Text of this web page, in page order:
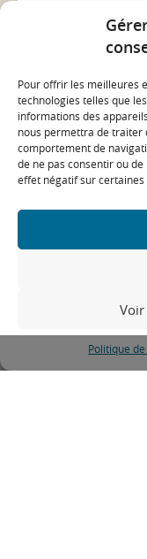
Pour offrir les meilleures
technologies telles que
informations des
nous permettra de traiter
comportement de
de ne pas consentir ou
effet négatif sur certaines
Voir
Politique
pour la
28/03/22
Moivre et Coole
ACTUALITÉ